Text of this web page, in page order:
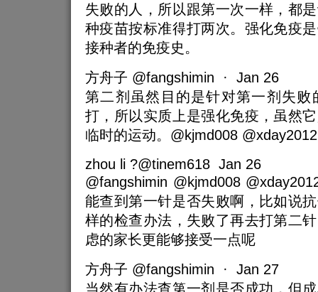
失败的人，所以跟第一次一样，都
种疫苗按标准得打两次。强化免疫
接种者的免疫史。
方舟子 @fangshimin · Jan 26
第二剂虽然目的是针对第一剂失败
打，所以实质上是强化免疫，虽然
临时的运动。@kjmd008 @xday2012
zhou li ?@tinem618 Jan 26
@fangshimin @kjmd008
能查到第一针是否失败啊，比如说
样的检查办法，失败了再去打第二
虑的家长更能够接受一点呢
方舟子 @fangshimin · Jan 27
当然有办法查第一剂是否成功，但